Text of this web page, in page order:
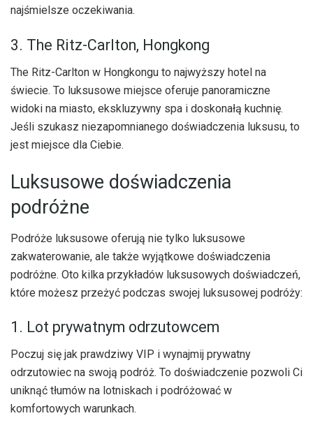
najśmielsze oczekiwania.
3. The Ritz-Carlton, Hongkong
The Ritz-Carlton w Hongkongu to najwyższy hotel na
świecie. To luksusowe miejsce oferuje panoramiczne
widoki na miasto, ekskluzywny spa i doskonałą kuchnię.
Jeśli szukasz niezapomnianego doświadczenia luksusu, to
jest miejsce dla Ciebie.
Luksusowe doświadczenia
podróżne
Podróże luksusowe oferują nie tylko luksusowe
zakwaterowanie, ale także wyjątkowe doświadczenia
podróżne. Oto kilka przykładów luksusowych doświadczeń,
które możesz przeżyć podczas swojej luksusowej podróży:
1. Lot prywatnym odrzutowcem
Poczuj się jak prawdziwy VIP i wynajmij prywatny
odrzutowiec na swoją podróż. To doświadczenie pozwoli Ci
uniknąć tłumów na lotniskach i podróżować w
komfortowych warunkach.